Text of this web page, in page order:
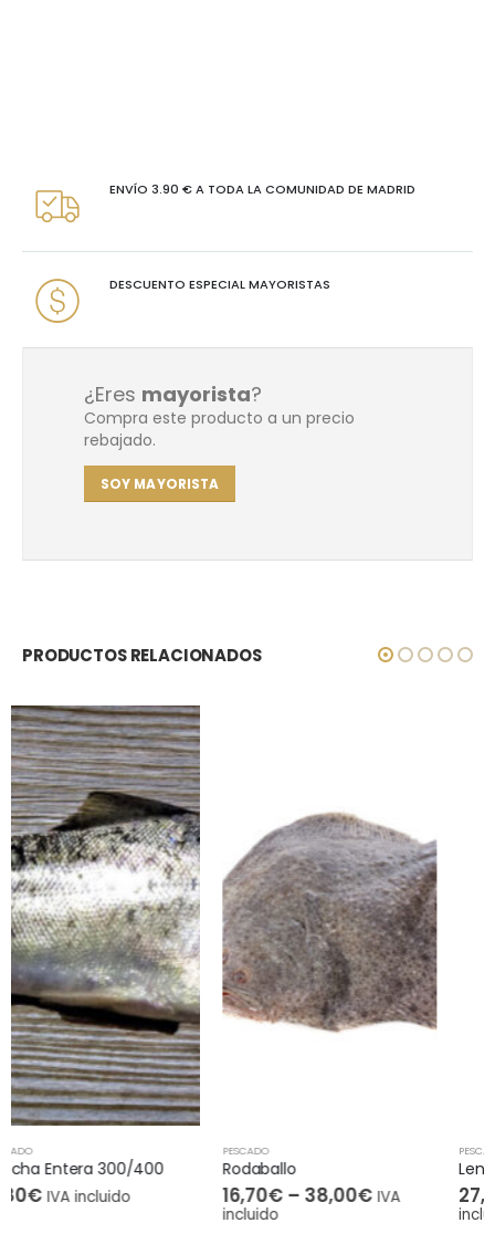
ENVÍO 3.90 € A TODA LA COMUNIDAD DE MADRID
DESCUENTO ESPECIAL MAYORISTAS
¿Eres mayorista?
Compra este producto a un precio
rebajado.
SOY MAYORISTA
PRODUCTOS RELACIONADOS
PESCADO
Rodaballo
16,70€–38,00
PESCADO
Lenguado
27,00€–32,00€
incluido